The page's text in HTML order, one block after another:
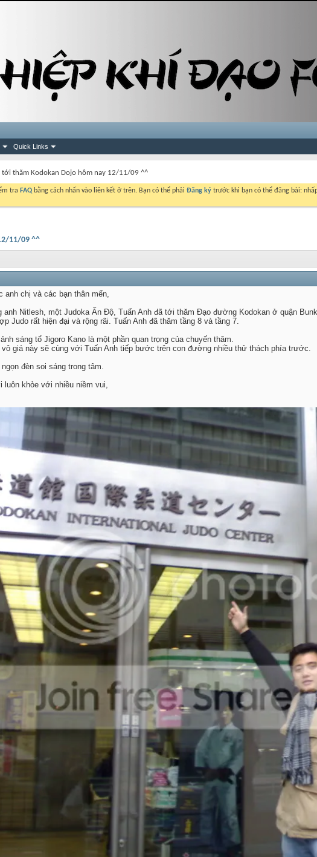
Quick Links
tới thăm Kodokan Dojo hôm nay 12/11/09 ^^
tra FAQ bằng cách nhấn vào liên kết ở trên. Bạn có thể phải Đăng ký trước khi bạn có thể đăng bài:
11/09 ^^
anh chị và các bạn thân mến,
anh Nitlesh, một Judoka Ấn Độ, Tuấn Anh đã tới thăm Đạo đường Kodokan ở quận
Judo rất hiện đại và rộng rãi. Tuấn Anh đã thăm tầng 8 và tầng 7.
sáng tổ Jigoro Kano là một phần quan trọng của chuyến thăm.
vô giá này sẽ cùng với Tuấn Anh tiếp bước trên con đường nhiều thử thách phía trước.
đèn soi sáng trong tâm.
luôn khỏe với nhiều niềm vui,